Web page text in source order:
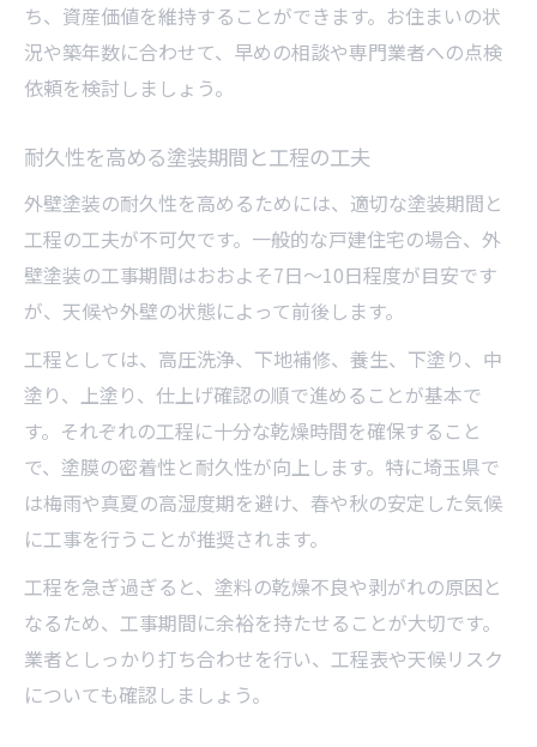
ち、資産価値を維持することができます。お住まいの状
況や築年数に合わせて、早めの相談や専門業者への点検
依頼を検討しましょう。
耐久性を高める塗装期間と工程の工夫
外壁塗装の耐久性を高めるためには、適切な塗装期間と
工程の工夫が不可欠です。一般的な戸建住宅の場合、外
壁塗装の工事期間はおおよそ7日〜10日程度が目安です
が、天候や外壁の状態によって前後します。
工程としては、高圧洗浄、下地補修、養生、下塗り、中
塗り、上塗り、仕上げ確認の順で進めることが基本で
す。それぞれの工程に十分な乾燥時間を確保すること
で、塗膜の密着性と耐久性が向上します。特に埼玉県で
は梅雨や真夏の高湿度期を避け、春や秋の安定した気候
に工事を行うことが推奨されます。
工程を急ぎ過ぎると、塗料の乾燥不良や剥がれの原因と
なるため、工事期間に余裕を持たせることが大切です。
業者としっかり打ち合わせを行い、工程表や天候リスク
についても確認しましょう。